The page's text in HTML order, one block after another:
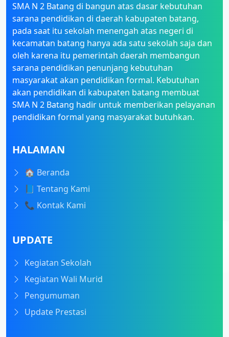
SMA N 2 Batang di bangun atas dasar kebutuhan
sarana pendidikan di daerah kabupaten batang,
pada saat itu sekolah menengah atas negeri di
kecamatan batang hanya ada satu sekolah saja dan
oleh karena itu pemerintah daerah membangun
sarana pendidikan penunjang kebutuhan
masyarakat akan pendidikan formal. Kebutuhan
akan pendidikan di kabupaten batang membuat
SMA N 2 Batang hadir untuk memberikan pelayanan
pendidikan formal yang masyarakat butuhkan.
HALAMAN
🏠 Beranda
📘 Tentang Kami
📞 Kontak Kami
UPDATE
Kegiatan Sekolah
Kegiatan Wali Murid
Pengumuman
Update Prestasi